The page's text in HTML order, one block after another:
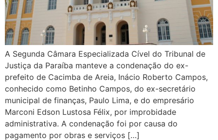
A Segunda Câmara Especializada Cível do Tribunal de
Justiça da Paraíba manteve a condenação do ex-
prefeito de Cacimba de Areia, Inácio Roberto Campos,
conhecido como Betinho Campos, do ex-secretário
municipal de finanças, Paulo Lima, e do empresário
Marconi Edson Lustosa Félix, por improbidade
administrativa. A condenação foi por causa do
pagamento por obras e serviços […]